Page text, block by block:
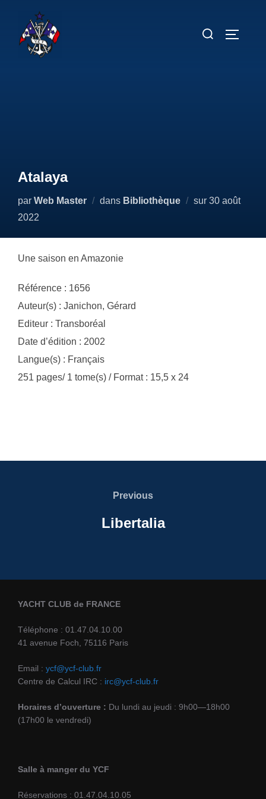
contenu
Rechercher :
Atalaya
par Web Master dans Bibliothèque sur Publié
30 août
2022
Une saison en Amazonie
Référence : 1656
Auteur(s) : Janichon, Gérard
Editeur : Transboréal
Date d’édition : 2002
Langue(s) : Français
251 pages/ 1 tome(s) / Format : 15,5 x 24
Previous
Previous
Libertalia
YACHT CLUB de FRANCE
Téléphone : 01.47.04.10.00
41 avenue Foch, 75116 Paris
Email : ycf@ycf-club.fr
Centre de Calcul IRC : irc@ycf-club.fr
Horaires d’ouverture : Du lundi au jeudi : 9h00—18h00
(17h00 le vendredi)
Salle à manger du YCF
Réservations : 01.47.04.10.05